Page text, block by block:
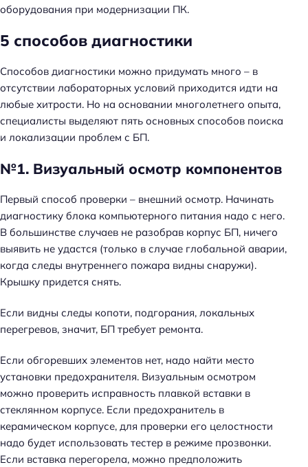
оборудования при модернизации ПК.
5 способов диагностики
Способов диагностики можно придумать много – в
отсутствии лабораторных условий приходится идти на
любые хитрости. Но на основании многолетнего опыта,
специалисты выделяют пять основных способов поиска
и локализации проблем с БП.
№1. Визуальный осмотр компонентов
Первый способ проверки – внешний осмотр. Начинать
диагностику блока компьютерного питания надо с него.
В большинстве случаев не разобрав корпус БП, ничего
выявить не удастся (только в случае глобальной аварии,
когда следы внутреннего пожара видны снаружи).
Крышку придется снять.
Если видны следы копоти, подгорания, локальных
перегревов, значит, БП требует ремонта.
Если обгоревших элементов нет, надо найти место
установки предохранителя. Визуальным осмотром
можно проверить исправность плавкой вставки в
стеклянном корпусе. Если предохранитель в
керамическом корпусе, для проверки его целостности
надо будет использовать тестер в режиме прозвонки.
Если вставка перегорела, можно предположить